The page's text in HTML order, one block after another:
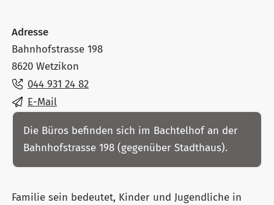
Adresse
Bahnhofstrasse 198
8620 Wetzikon
044 931 24 82
E-Mail
Die Büros befinden sich im Bachtelhof an der
Bahnhofstrasse 198 (gegenüber Stadthaus).
Familie sein bedeutet, Kinder und Jugendliche in